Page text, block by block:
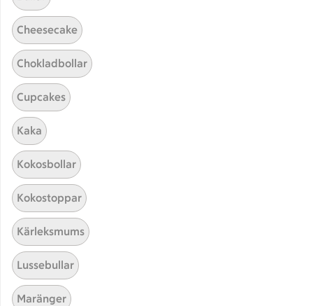
Hittade inget recept
Testa att söka på något nytt, eller ta bort något av
Dressing
Cheesecake
Chokladbollar
Cupcakes
Kaka
Kokosbollar
Kokostoppar
Kärleksmums
Lussebullar
Maränger